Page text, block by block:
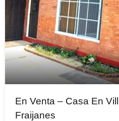
En Venta – Casa En
Fraijanes